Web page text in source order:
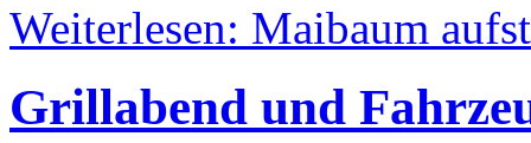
Weiterlesen: Maibaum
Grillabend und